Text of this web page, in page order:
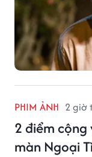
PHIM ẢNH 2 giờ
2 điểm
màn Ngoại